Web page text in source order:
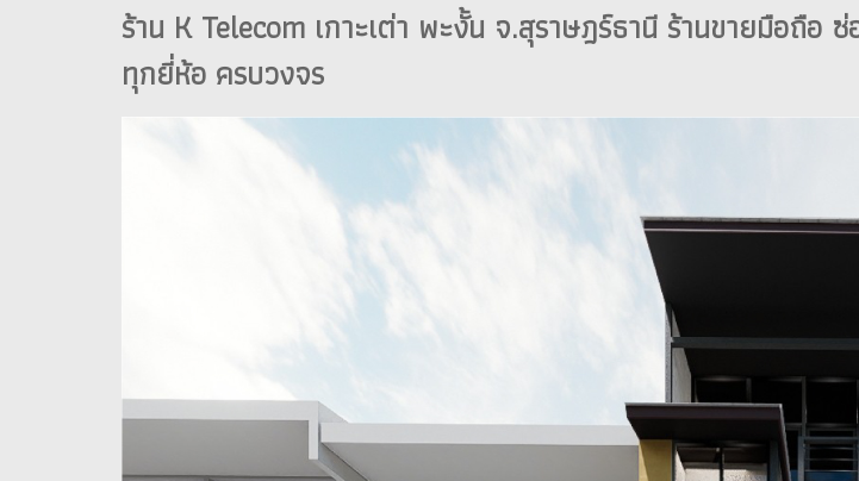
ร้าน K Telecom เกาะเต่า พะงั้น จ.สุราษฎร์ธานี ร้านขายมือถื
ทุกยี่ห้อ ครบวงจร